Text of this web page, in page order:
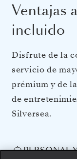
Ventajas
incluido
Disfrute de la
servicio de
prémium y de
de
Silversea.
PERSONAL